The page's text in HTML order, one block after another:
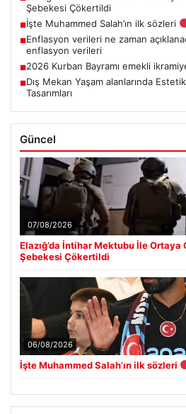
Şebekesi Çökertildi
■İşte Muhammed Salah’ın ilk sözleri
■Enflasyon verileri ne zaman
enflasyon verileri
■2026 Kurban Bayramı emekli
■Dış Mekan Yaşam alanlarında
Tasarımları
Güncel
07/08/2026
Elazığ’da İntihar Mektubu İle
Şebekesi Çökertildi
06/08/2026
İşte Muhammed Salah’ın ilk sözleri